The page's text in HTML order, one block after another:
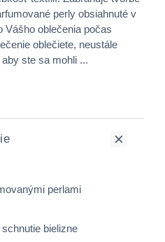
perly obsiahnuté v
Vášho oblečenia počas
oblečiete, neustále
ste sa mohli ...
perlami
bielizne